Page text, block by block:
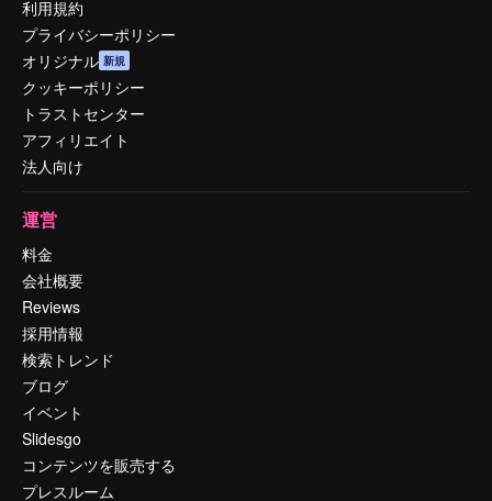
利用規約
プライバシーポリシー
オリジナル 新規
クッキーポリシー
トラストセンター
アフィリエイト
法人向け
運営
料金
会社概要
Reviews
採用情報
検索トレンド
ブログ
イベント
Slidesgo
コンテンツを販売する
プレスルーム